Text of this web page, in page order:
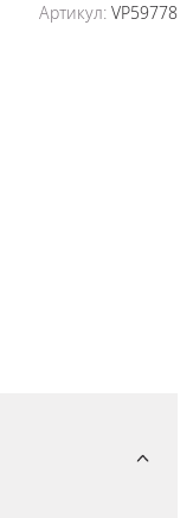
Артикул:VP59778